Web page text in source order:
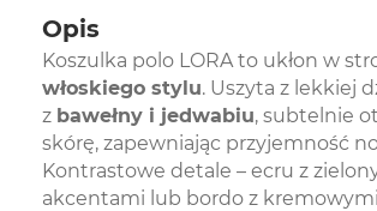
Opis
Koszulka polo LORA to ukłon w
włoskiego stylu. Uszyta z lekkiej
z bawełny i jedwabiu, subtelnie
skórę, zapewniając przyjemność
Kontrastowe detale – ecru z
akcentami lub bordo z kremowymi